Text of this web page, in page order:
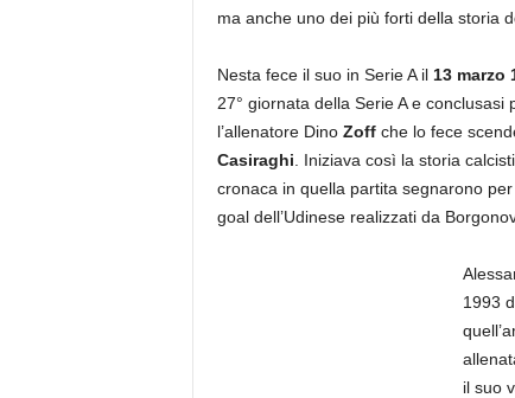
ma anche uno dei più forti della storia
Nesta fece il suo in Serie A il 13 marzo
27° giornata della Serie A e
l’allenatore DinoZoff che lo fece
Casiraghi . Iniziava così la storia
cronaca in quella partita segnarono
goal dell’Udinese realizzati da
1993
il suo